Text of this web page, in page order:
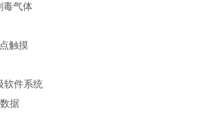
毒气体
触摸
软件系统
据